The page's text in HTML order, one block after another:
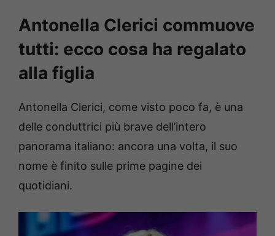
Antonella Clerici commuove
tutti: ecco cosa ha regalato
alla figlia
Antonella Clerici, come visto poco fa, è una
delle conduttrici più brave dell’intero
panorama italiano: ancora una volta, il suo
nome è finito sulle prime pagine dei
quotidiani.